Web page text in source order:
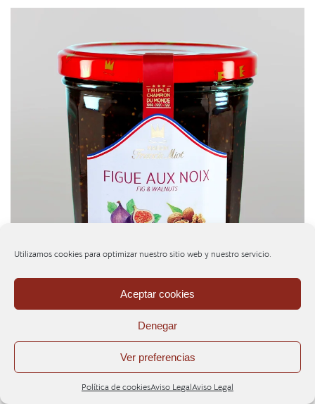
Utilizamos cookies para optimizar nuestro sitio web y nuestro servicio.
Aceptar cookies
Denegar
Ver preferencias
Política de cookiesAviso LegalAviso Legal
MERMELADA HIGOS
NUEZ F. Miot 340G.